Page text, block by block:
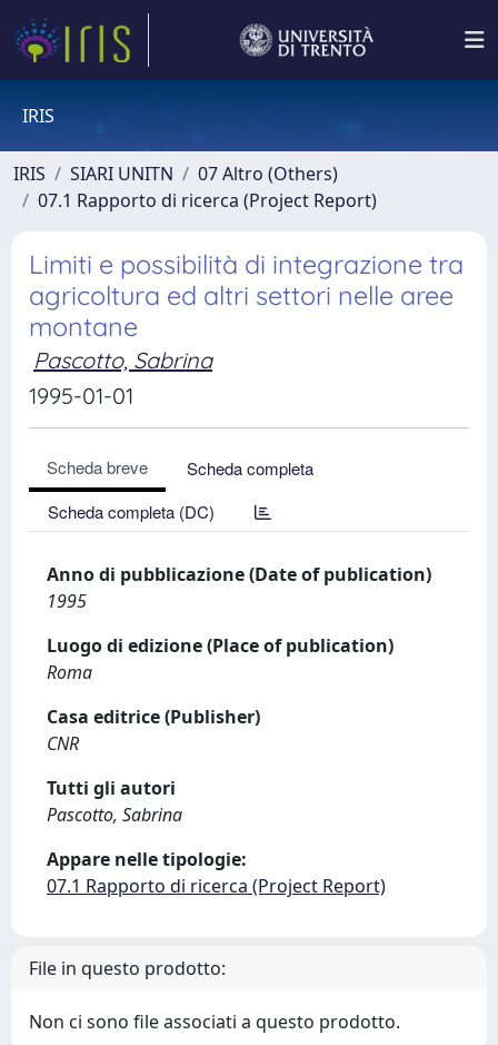
IRIS
IRIS SIARI UNITN
07 Altro (Others)
07.1 Rapporto di ricerca (Project Report)
Limiti e possibilità di integrazione tra
agricoltura ed altri settori nelle aree
montane
Pascotto, Sabrina
1995-01-01
Scheda breve
Scheda completa
Scheda completa (DC)
Anno di pubblicazione (Date of publication)
1995
Luogo di edizione (Place of publication)
Roma
Casa editrice (Publisher)
CNR
Tutti gli autori
Pascotto, Sabrina
Appare nelle tipologie:
07.1 Rapporto di ricerca (Project Report)
File in questo prodotto:
Non ci sono file associati a questo prodotto.